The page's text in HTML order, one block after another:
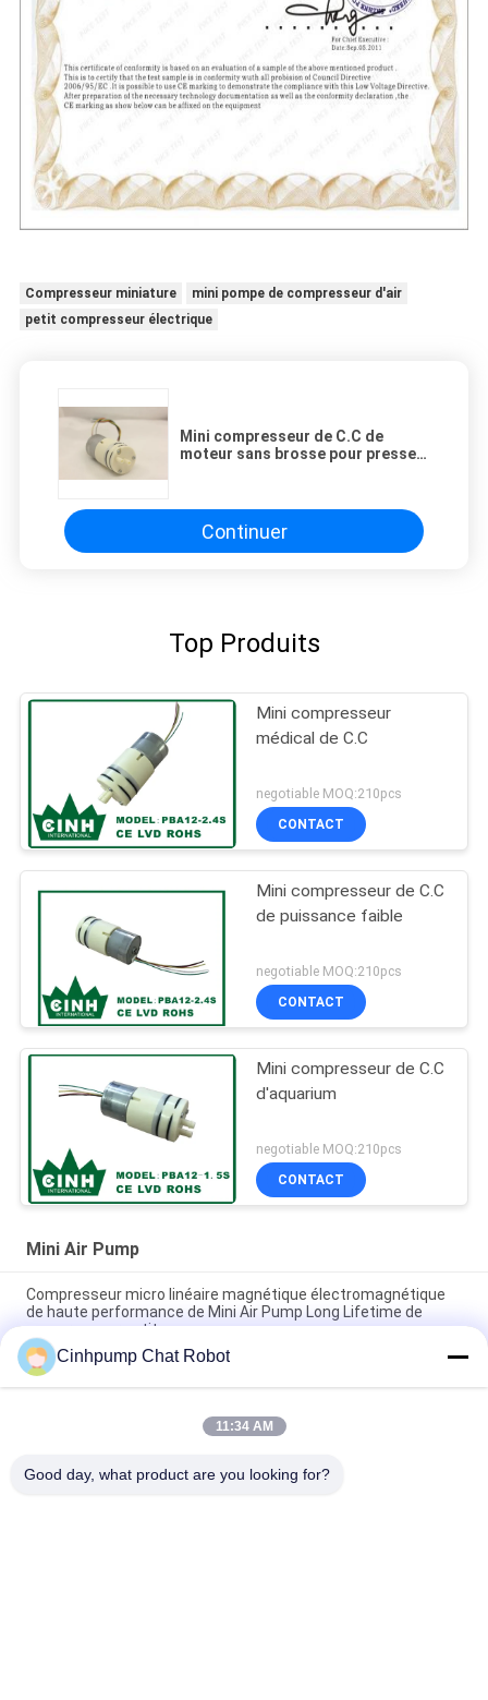
Compresseur miniature
mini pompe de compresseur d'air
petit compresseur électrique
Mini compresseur de C.C de
moteur sans brosse pour presser
Continuer
Top Produits
Mini compresseur
médical de C.C
negotiable MOQ:210pcs
CONTACT
Mini compresseur de C.C
de puissance faible
negotiable MOQ:210pcs
CONTACT
Mini compresseur de C.C
d'aquarium
negotiable MOQ:210pcs
CONTACT
Mini Air Pump
Compresseur micro linéaire magnétique électromagnétique
de haute performance de Mini Air Pump Long Lifetime de
compresseur petit
Diaphragme Mini Air Pump de PMA-15A 15L/M For Massage
Instrument
C.C micro Mini Air Pump For Dosing du vide 12v de moteur sans
Cinhpump Chat Robot
11:34 AM
Good day, what product are you looking for?